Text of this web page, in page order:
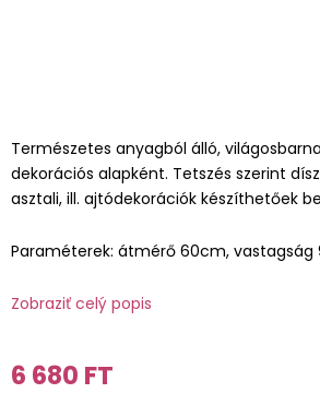
Természetes anyagból álló,
dekorációs alapként. Tetszés szerint
asztali, ill. ajtódekorációk készíthetőek
Paraméterek: átmérő 60cm, vastagság
Zobraziť celý popis
6 680 FT